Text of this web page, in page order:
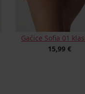
Gaćice Sofia 01
15,99 €